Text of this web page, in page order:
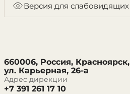
Версия для слабовидящих
660006, Россия, Красноярск,
ул. Карьерная, 26-а
Адрес дирекции
+7 391 261 17 10